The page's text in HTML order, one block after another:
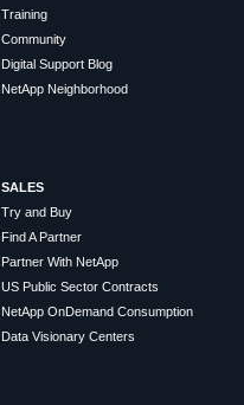
Training
Community
Digital Support Blog
NetApp Neighborhood
SALES
Try and Buy
Find A Partner
Partner With NetApp
US Public Sector Contracts
NetApp OnDemand Consumption
Data Visionary Centers